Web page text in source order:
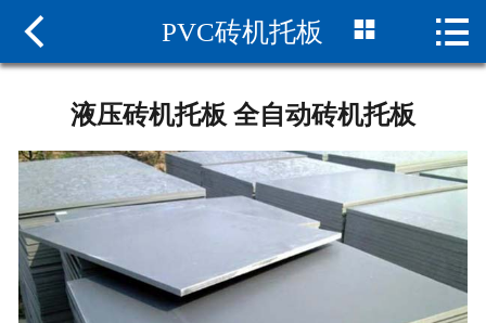
 网站首页
水泥砖机托板
砖机托板厂家
 PVC砖机托板  
液压砖机托板 全自动砖机托板